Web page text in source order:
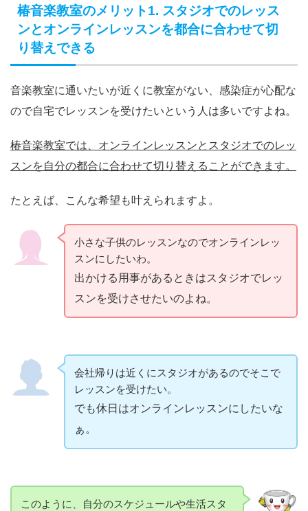
椿音楽教室のメリット1. スタジオでのレッス
ンとオンラインレッスンを都合に合わせて切
り替えできる
音楽教室に通いたいが近くに教室がない、感染症が心配な
ので自宅でレッスンを受けたいという人は多いですよね。
椿音楽教室では、オンラインレッスンとスタジオでのレッ
スンを自分の都合に合わせて切り替えることができます。
たとえば、こんな希望も叶えられますよ。
小さな子供のレッスンなのでオンラインレッ
スンにしたいわ。
出かける用事があるときはスタジオでレッ
スンを受けさせたいのよね。
会社帰りは近くにスタジオがあるのでそこで
レッスンを受けたい。
でも休日はオンラインレッスンにしたいな
ぁ。
このように、自分のスケジュールや生活スタ